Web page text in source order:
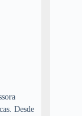
Desde